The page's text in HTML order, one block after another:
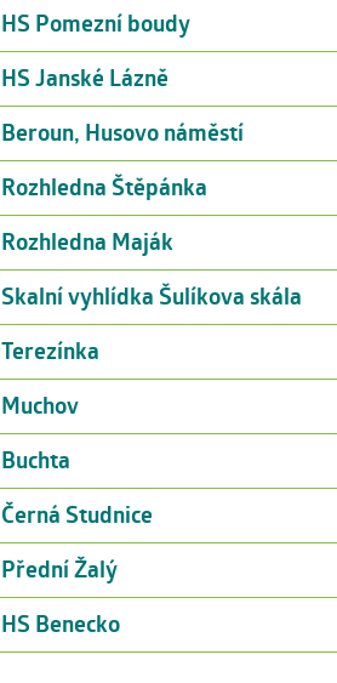
HS Pomezní boudy
HS Janské Lázně
Beroun, Husovo náměstí
Rozhledna Štěpánka
Rozhledna Maják
Skalní vyhlídka Šulíkova skála
Terezínka
Muchov
Buchta
Černá Studnice
Přední Žalý
HS Benecko